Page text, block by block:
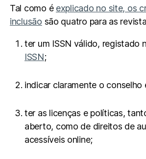
Tal como é explicado no site, os
inclusão são quatro para as
ter um ISSN válido, registado
ISSN;
indicar claramente o conselho
ter as licenças e políticas,
aberto, como de direitos de
acessíveis online;